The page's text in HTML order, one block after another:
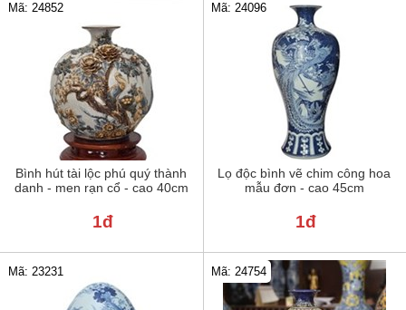
Bình hút tài lộc phú quý thành
danh - men rạn cổ - cao 40cm
Mã: 24852
1đ
Lọ độc bình vẽ chim công hoa
mẫu đơn - cao 45cm
Mã: 24096
1đ
Mã: 23231 Mã: 24754